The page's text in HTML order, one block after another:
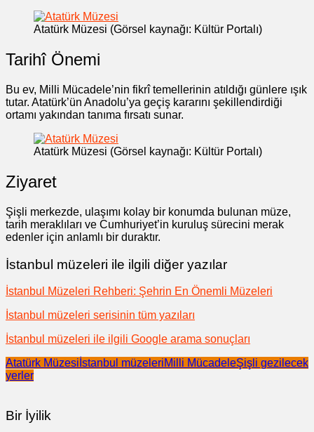
Atatürk Müzesi (Görsel kaynağı: Kültür Portalı)
Tarihî Önemi
Bu ev, Milli Mücadele’nin fikrî temellerinin atıldığı günlere ışık
tutar. Atatürk’ün Anadolu’ya geçiş kararını şekillendirdiği
ortamı yakından tanıma fırsatı sunar.
Atatürk Müzesi (Görsel kaynağı: Kültür Portalı)
Ziyaret
Şişli merkezde, ulaşımı kolay bir konumda bulunan müze,
tarih meraklıları ve Cumhuriyet’in kuruluş sürecini merak
edenler için anlamlı bir duraktır.
İstanbul müzeleri ile ilgili diğer yazılar
İstanbul Müzeleri Rehberi: Şehrin En Önemli Müzeleri
İstanbul müzeleri serisinin tüm yazıları
İstanbul müzeleri ile ilgili Google arama sonuçları
Atatürk Müzesi İstanbul müzeleriMilli MücadeleŞişli gezilecek
yerler
Bir İyilik